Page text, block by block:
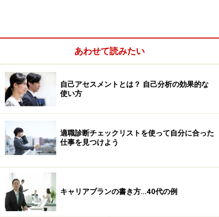
線という捉え方は例えば、いい大学、大きな企業、安定
と。一般的にキャリア設計は線で捉えることが前提です
が、点の連続でしかないと捉えることで、
とアドラーは捉えています。
人生とは、いまこの瞬間をくるくるとダンスするように
たときに「こんなところまで辿り着いていたのか」と気
づかされるという捉え方です。
あわせて読みたい
自己アセスメントとは？ 自己分析の効果的な
使い方
適職診断チェックリストを使って自分に合った
仕事を見つけよう
キャリアプランの書き方…40代の例